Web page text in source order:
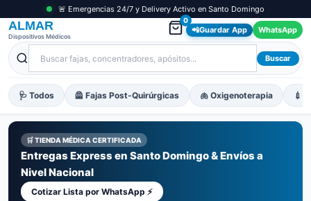
🚨 Emergencias 24/7 y Delivery Activo en Santo Domingo
ALMAR
Dispositivos Médicos
0
📲Guardar App WhatsApp
Buscar
🩺 Todos 🦺 Fajas Post-Quirúrgicas 🫁 Oxigenoterapia 💉
🛒 TIENDA MÉDICA CERTIFICADA
Entregas Express en Santo Domingo & Envíos a
Nivel Nacional
Cotizar Lista por WhatsApp ⚡